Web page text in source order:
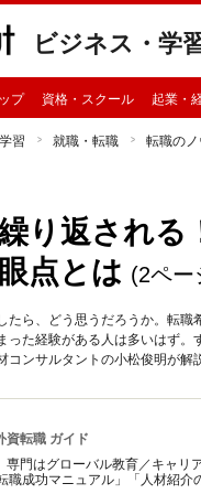
ビジネス・学
プ 資格・スクール 起業・
習 就職・転職 転職の
り返される
点とは (2ペー
たら、どう思うだろうか。転
った経験がある人は多いはず
ンサルタントの小松俊明が解
資転職 ガイド
専門はグローバル教育／キャリ
職成功マニュアル」「人材紹